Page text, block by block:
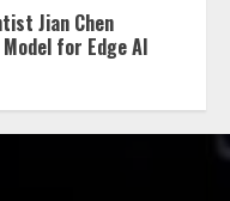
Jian Chen
for Edge AI